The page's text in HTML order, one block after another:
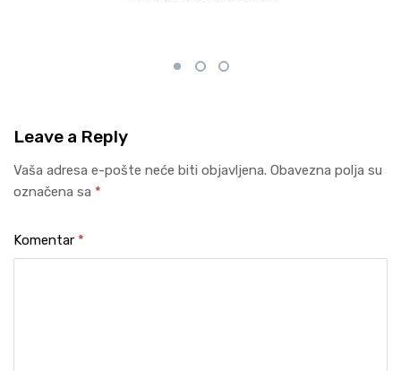
Leave a Reply
Vaša adresa e-pošte neće biti objavljena. Obavezna polja su
označena sa *
Komentar *